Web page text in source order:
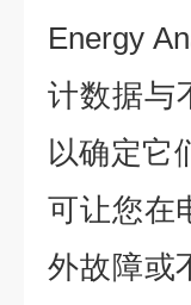
Energy
计数据与
以确定它
可让您在
外故障或